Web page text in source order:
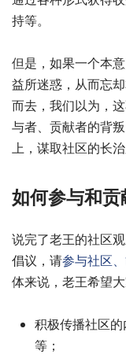
持等。
但是，如果一个本
益所迷惑，从而忘
而去，我们以为，
与者、贡献者的背
上，谋取社区的长
如何参与和贡
说完了老王的社区
倡议，请参与社区
体来说，老王希望大
积极传播社区
等；